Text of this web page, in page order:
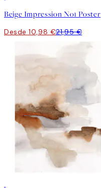
Beige Impression No1 Poster
Desde 10,98 €21,95 €